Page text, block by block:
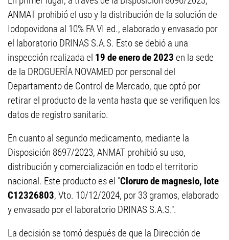
ANMAT prohibió el uso y la distribución de la solución de
Iodopovidona al 10% FA VI ed., elaborado y envasado por
el laboratorio DRINAS S.A.S. Esto se debió a una
inspección realizada el 19 de enero de 2023 en la sede
de la DROGUERÍA NOVAMED por personal del
Departamento de Control de Mercado, que optó por
retirar el producto de la venta hasta que se verifiquen los
datos de registro sanitario.
En cuanto al segundo medicamento, mediante la
Disposición 8697/2023, ANMAT prohibió su uso,
distribución y comercialización en todo el territorio
nacional. Este producto es el "Cloruro de magnesio, lote
C12326803, Vto. 10/12/2024, por 33 gramos, elaborado
y envasado por el laboratorio DRINAS S.A.S.".
La decisión se tomó después de que la Dirección de